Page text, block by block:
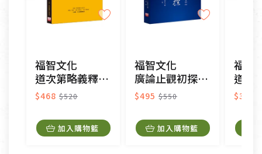
不適用七天鑑賞期商品：
以數位或電磁紀錄形式儲存之商品、易於變質或損壞
接受原片換新。
衣飾鞋類-如T恤，如於送達後水洗或污損者。
美容保養用品、內衣褲、襪子、口罩等私人消耗性產
內衣褲、襪子、口罩個人衛生用品除商品本身有瑕疵
外,依據《通訊交易解除權合理例外情事適用準
福智文化
道次第略義釋論合刊
$468 $520
加入購物籃
福智文化
廣論止觀初探005-毗缽舍那一
$495 $550
加入購物籃
福智
道次
$315